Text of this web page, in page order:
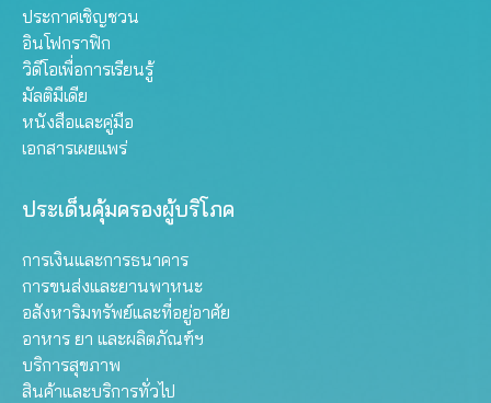
ประกาศเชิญชวน
อินโฟกราฟิก
วิดีโอเพื่อการเรียนรู้
มัลติมีเดีย
หนังสือและคู่มือ
เอกสารเผยแพร่
ประเด็นคุ้มครองผู้บริโภค
การเงินและการธนาคาร
การขนส่งและยานพาหนะ
อสังหาริมทรัพย์และที่อยู่อาศัย
อาหาร ยา และผลิตภัณฑ์ฯ
บริการสุขภาพ
สินค้าและบริการทั่วไป